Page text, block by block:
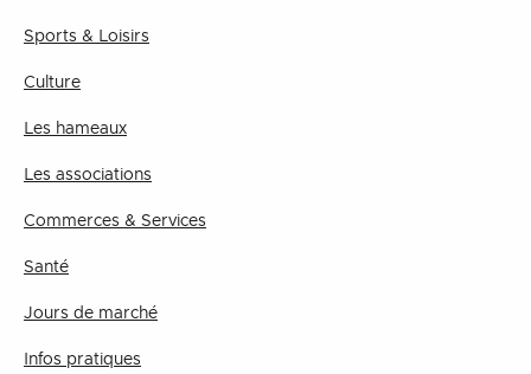
Sports & Loisirs
Culture
Les hameaux
Les associations
Commerces & Services
Santé
Jours de marché
Infos pratiques